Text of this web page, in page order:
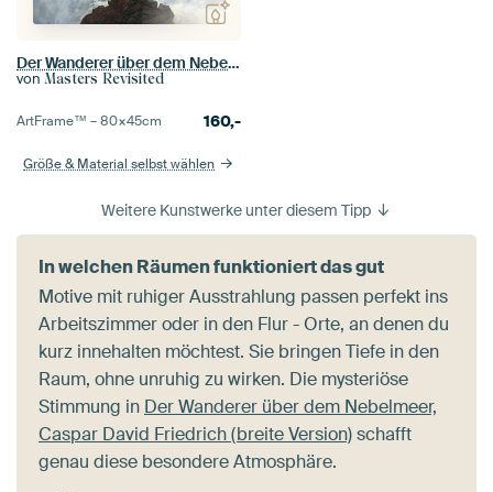
Der Wanderer über dem Nebelmeer, Caspar David Friedrich (breite Version)
von Masters Revisited
ArtFrame™ –80×45cm 160,-
Größe & Material selbst wählen
Weitere Kunstwerke unter diesem Tipp
In welchen Räumen funktioniert das gut
Motive mit ruhiger Ausstrahlung passen perfekt ins
Arbeitszimmer oder in den Flur - Orte, an denen du
kurz innehalten möchtest. Sie bringen Tiefe in den
Raum, ohne unruhig zu wirken. Die mysteriöse
Stimmung in Der Wanderer über dem Nebelmeer,
Caspar David Friedrich (breite Version)schafft
genau diese besondere Atmosphäre.